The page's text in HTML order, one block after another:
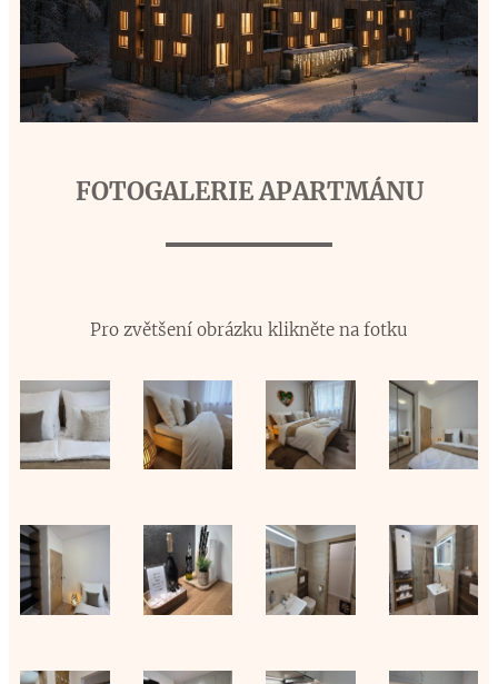
FOTOGALERIE APARTMÁNU
Pro zvětšení obrázku klikněte na fotku